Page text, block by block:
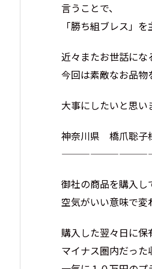
言うことで、
「勝ち組ブレス」を
近々またお世話にな
今回は素敵なお品
大事にしたいと思い
神奈川県 橋爪聡子
御社の商品を購入し
空気がいい意味で変
購入した翌々日に保
マイナス圏内だった